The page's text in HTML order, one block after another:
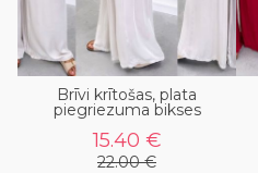
Brīvi krītošas, plata
piegriezuma bikses
15.40 €
22.00 €